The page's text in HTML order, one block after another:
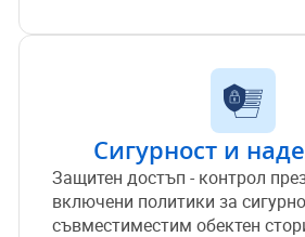
Сигурност и
Защитен достъп - контрол
включени политики за
съвместиместим обектен